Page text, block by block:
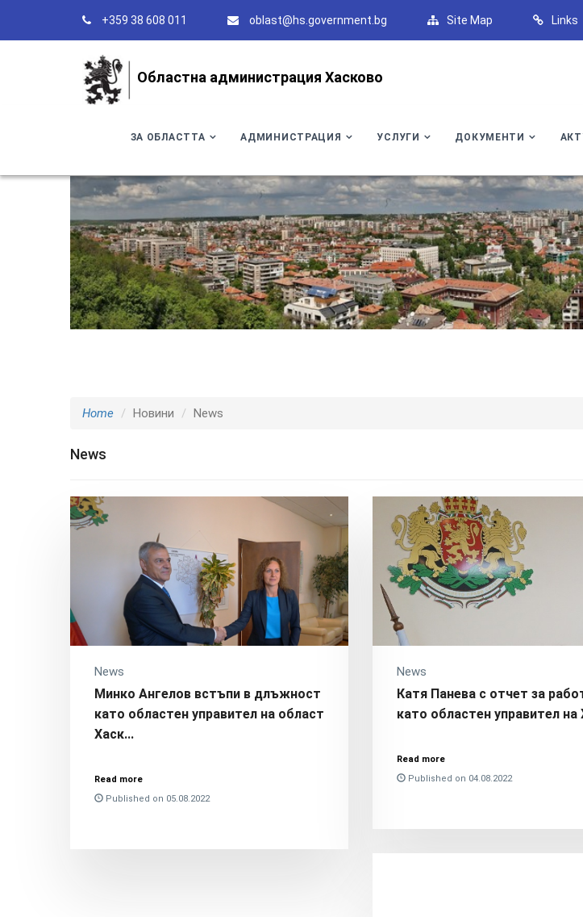
+359 38 608 011 oblast@hs.government.bg Site Map Links
Областна администрация Хасково
ЗА ОБЛАСТТА АДМИНИСТРАЦИЯ УСЛУГИ ДОКУМЕНТИ
Home Новини News
News
News
Минко Ангелов встъпи в длъжност
като областен управител на област
Хаск...
Read more
Published on 05.08.2022
News
Катя Панева с отчет за
като областен управител на
Read more
Published on 04.08.2022